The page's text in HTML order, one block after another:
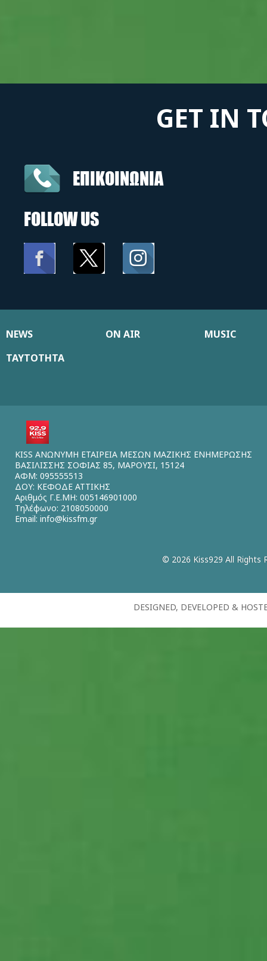
GET IN
ΕΠΙΚΟΙΝΩΝΙΑ
FOLLOW US
NEWS ON AIR
MUSIC
ΤΑΥΤΟΤΗΤΑ
KISS ΑΝΩΝΥΜΗ ΕΤΑΙΡΕΙΑ ΜΕΣΩΝ ΜΑΖΙΚΗΣ ΕΝΗΜΕΡΩΣΗΣ
ΒΑΣΙΛΙΣΣΗΣ ΣΟΦΙΑΣ 85, ΜΑΡΟΥΣΙ, 15124
ΑΦΜ: 095555513
ΔΟΥ: ΚΕΦΟΔΕ ΑΤΤΙΚΗΣ
Αριθμός Γ.Ε.ΜΗ: 005146901000
Τηλέφωνο: 2108050000
Email: info@kissfm.gr
© 2026 Kiss929 All Rights
DESIGNED, DEVELOPED &